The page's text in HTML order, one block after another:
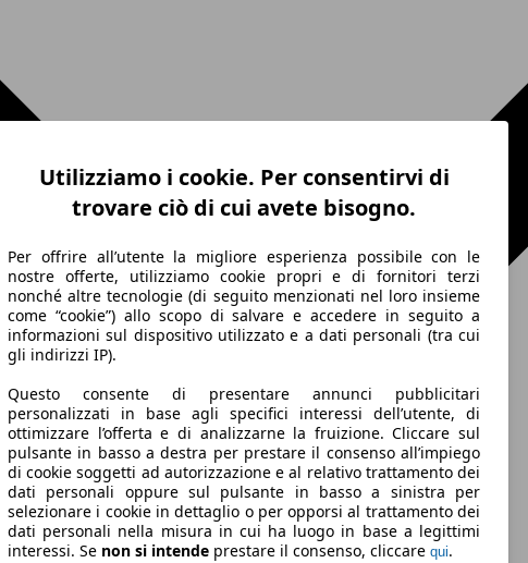
Utilizziamo i cookie. Per consentirvi di
trovare ciò di cui avete bisogno.
Per offrire all’utente la migliore esperienza possibile con le
nostre offerte, utilizziamo cookie propri e di fornitori terzi
nonché altre tecnologie (di seguito menzionati nel loro insieme
come “cookie”) allo scopo di salvare e accedere in seguito a
informazioni sul dispositivo utilizzato e a dati personali (tra cui
gli indirizzi IP).
Questo consente di presentare annunci pubblicitari
personalizzati in base agli specifici interessi dell’utente, di
ottimizzare l’offerta e di analizzarne la fruizione. Cliccare sul
pulsante in basso a destra per prestare il consenso all’impiego
di cookie soggetti ad autorizzazione e al relativo trattamento dei
dati personali oppure sul pulsante in basso a sinistra per
selezionare i cookie in dettaglio o per opporsi al trattamento dei
dati personali nella misura in cui ha luogo in base a legittimi
interessi. Se non si intende prestare il consenso, cliccare qui.